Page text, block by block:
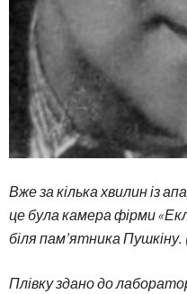
Вже за кілька хвилин із
це була камера фірми
біля пам’ятника
Плівку здано до